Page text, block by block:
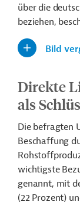
über die
beziehen,
Bild
Direkte
als
Die befragten
Beschaffung
wichtigste
genannt, mit
(22 Prozent)